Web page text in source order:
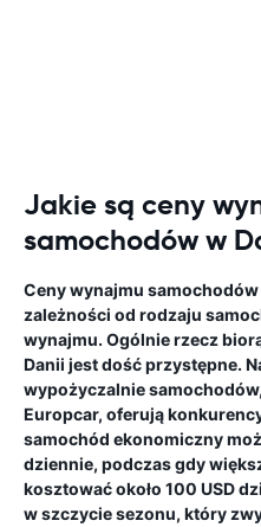
Jakie są ceny
samochodów w
Ceny wynajmu
zależności od rodzaju
wynajmu. Ogólnie rzecz
Danii jest dość przystępne.
wypożyczalnie
Europcar, oferują
samochód ekonomiczny
dziennie, podczas gdy
kosztować około 100 USD
w szczycie sezonu, który